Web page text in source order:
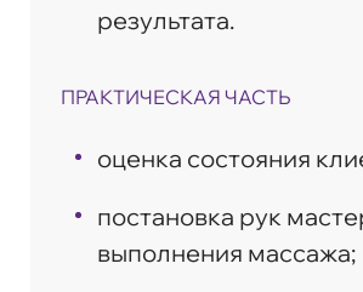
результата.
ПРАКТИЧЕСКАЯ ЧАСТЬ
оценка состояния
постановка рук
выполнения массажа;